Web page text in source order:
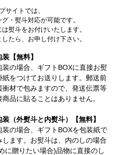
サイトでは、
・熨斗対応が可能です。
熨斗をお付けいたします。
たら、お申し付け下さい。
【無料】
装の場合、ギフトBOXに直接お熨
紙をつけてお送りします。郵送前
衝材で包みますので、発送伝票等
商品に貼ることはありません。
装（外熨斗と内熨斗）【無料】
装の場合、ギフトBOXを包装紙で
します。お熨斗は、内のしの場合
に贈りたい場合)品物に直接のし